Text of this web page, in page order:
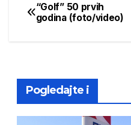
Post
“Golf” 50 prvih
godina (foto/video)
Pogledajte i